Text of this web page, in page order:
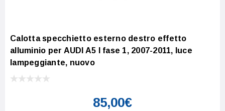
Calotta specchietto esterno destro effetto
alluminio per AUDI A5 I fase 1, 2007-2011, luce
lampeggiante, nuovo
85,00€